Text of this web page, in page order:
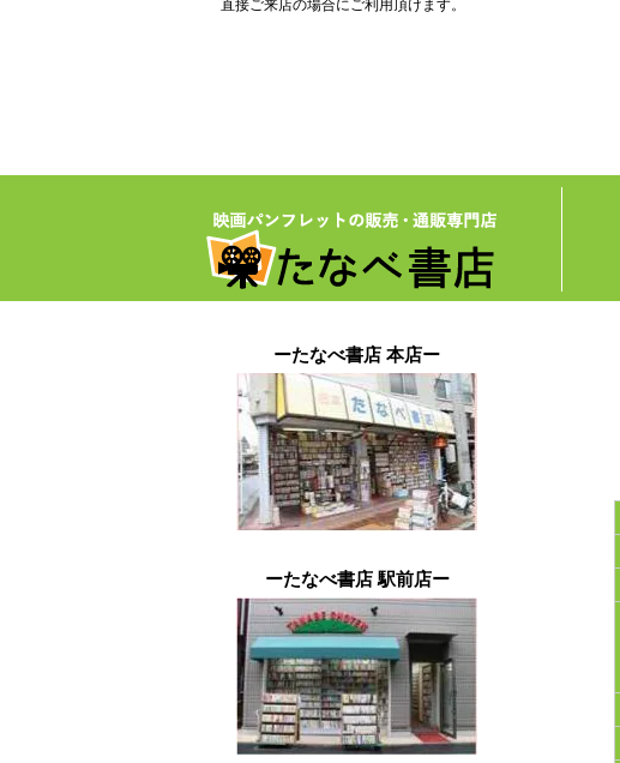
直接ご来店の場合にご利用頂けます。
ーたなべ書店 本店ー
ーたなべ書店 駅前店ー